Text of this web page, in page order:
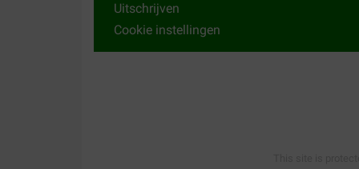
Uitschrijven
Cookie instellingen